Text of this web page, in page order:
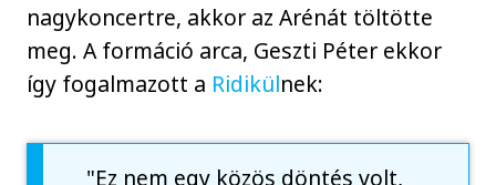
nagykoncertre, akkor az Arénát töltötte
meg. A formáció arca, Geszti Péter ekkor
így fogalmazott a Ridikülnek:
"Ez nem egy közös döntés volt,